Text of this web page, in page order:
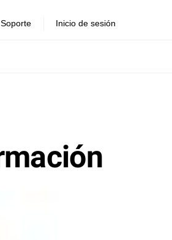
Soporte Inicio de sesión